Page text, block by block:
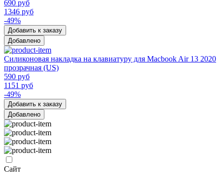
690 руб
1346 руб
-49%
Добавить к заказу
Добавлено
Силиконовая накладка на клавиатуру для Macbook Air 13 2020
прозрачная (US)
590 руб
1151 руб
-49%
Добавить к заказу
Добавлено
Сайт